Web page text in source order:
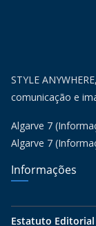
STYLE
comunicação e
Algarve 7
Algarve 7
Informações
Estatuto Editorial